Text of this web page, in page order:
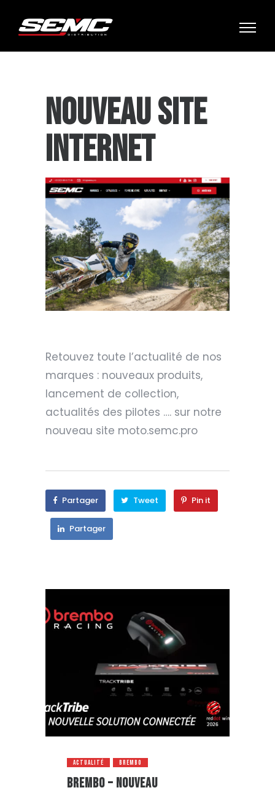
NOUVEAU SITE
INTERNET
Retouvez toute l’actualité de nos
marques : nouveaux produits,
lancement de collection,
actualités des pilotes …. sur notre
nouveau site moto.semc.pro
Partager Tweet Pin it
Partager
ACTUALITÉ BREMBO
BREMBO – NOUVEAU